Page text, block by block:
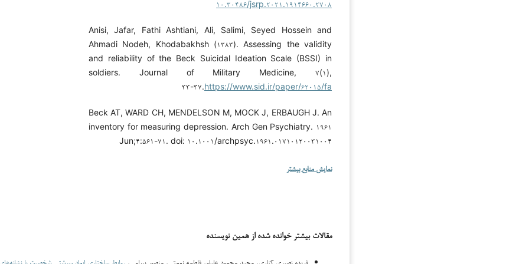
۱۰.۳۰۴۸۶/jsrp.۲۰۲۱.۱۹۱۴۶۶۰.۲۷۰۸
Anisi, Jafar, Fathi Ashtiani, Ali, Salimi, Seyed Hossein and
Ahmadi Nodeh, Khodabakhsh (۱۳۸۳). Assessing the validity
and reliability of the Beck Suicidal Ideation Scale (BSSI) in
soldiers. Journal of Military Medicine, ۷(۱),
۳۳-۳۷.https://www.sid.ir/paper/۶۲۰۱۵/fa
Beck AT, WARD CH, MENDELSON M, MOCK J, ERBAUGH J. An
inventory for measuring depression. Arch Gen Psychiatry. ۱۹۶۱
Jun;۴:۵۶۱-۷۱. doi: ۱۰.۱۰۰۱/archpsyc.۱۹۶۱.۰۱۷۱۰۱۲۰۰۳۱۰۰۴
نمایش منابع بیشتر
مقالات بیشتر خوانده شده از همین نویسنده
فریده نصیری کناری, مجید محمود علیلو, فاطمه نعمتی, منصور بیرامی, روابط ساختاری ابعاد سرشتی شخصیت با